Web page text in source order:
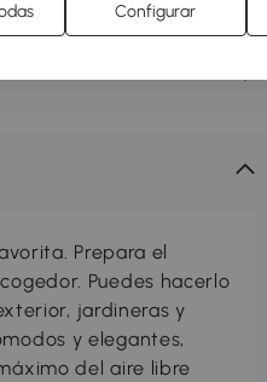
Prepara el
Puedes hacerlo
jardineras y
y elegantes,
del aire libre
Configurar